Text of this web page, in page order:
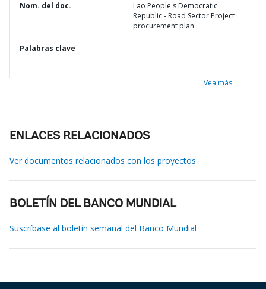
Nom. del doc.
Lao People's Democratic
Republic - Road Sector Project :
procurement plan
Palabras clave
Vea más
ENLACES RELACIONADOS
Ver documentos relacionados con los proyectos
BOLETÍN DEL BANCO MUNDIAL
Suscríbase al boletín semanal del Banco Mundial